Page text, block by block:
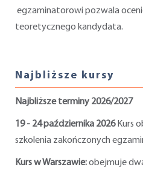
egzaminatorowi pozwala
teoretycznego kandydata.
Najbliższe kursy
Najbliższe terminy 2026/2027
19 - 24 października 2026 Kurs
szkolenia zakończonych
Kurs w Warszawie:obejmuje